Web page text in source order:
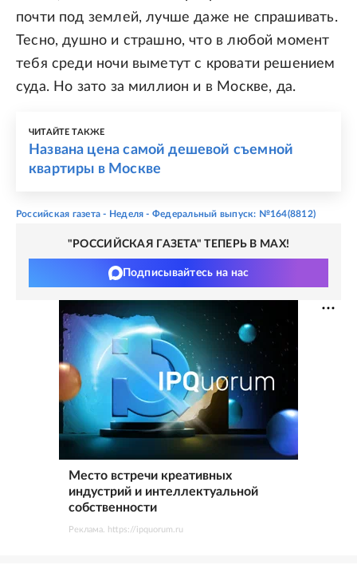
почти под землей, лучше даже не спрашивать.
Тесно, душно и страшно, что в любой момент
тебя среди ночи выметут с кровати решением
суда. Но зато за миллион и в Москве, да.
ЧИТАЙТЕ ТАКЖЕ
Названа цена самой дешевой съемной
квартиры в Москве
Российская газета - Неделя - Федеральный выпуск: №164(8812)
"РОССИЙСКАЯ ГАЗЕТА" ТЕПЕРЬ В MAX!
Подписывайтесь на нас
Место встречи креативных
индустрий и интеллектуальной
собственности
Реклама. https://ipquorum.ru